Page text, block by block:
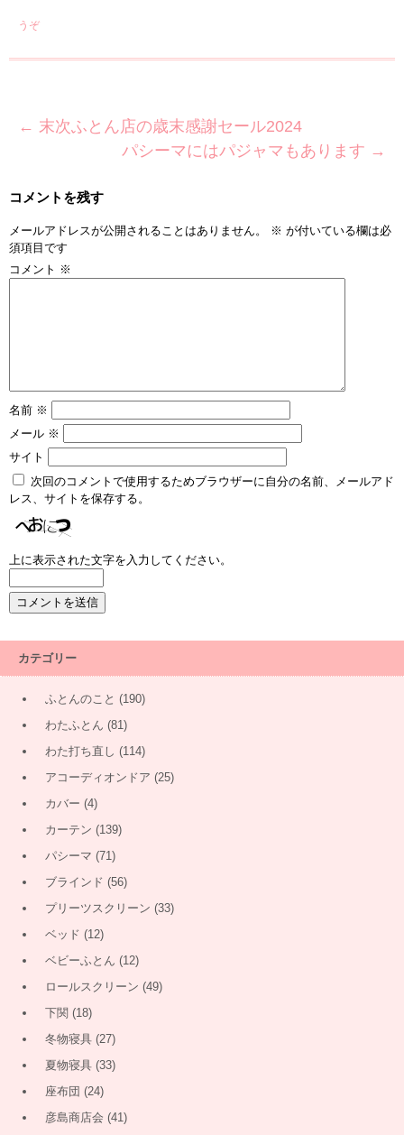
うぞ
← 末次ふとん店の歳末感謝セール2024
パシーマにはパジャマもあります →
コメントを残す
メールアドレスが公開されることはありません。 ※ が付いている欄は必
須項目です
コメント ※
名前 ※
メール ※
サイト
次回のコメントで使用するためブラウザーに自分の名前、メールアド
レス、サイトを保存する。
上に表示された文字を入力してください。
カテゴリー
ふとんのこと (190)
わたふとん (81)
わた打ち直し (114)
アコーディオンドア (25)
カバー (4)
カーテン (139)
パシーマ (71)
ブラインド (56)
プリーツスクリーン (33)
ベッド (12)
ベビーふとん (12)
ロールスクリーン (49)
下関 (18)
冬物寝具 (27)
夏物寝具 (33)
座布団 (24)
彦島商店会 (41)